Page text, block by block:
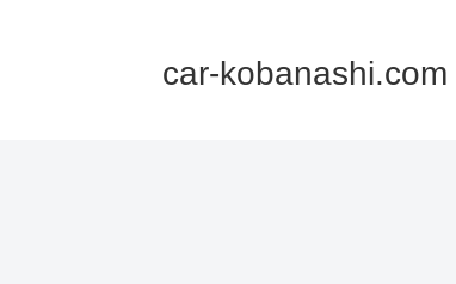
car-kobanashi.com